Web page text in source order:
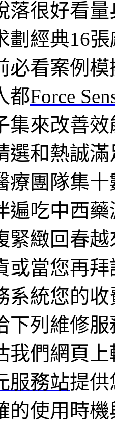
落很好看
劃經典16
必看案例
都Force
集來改善效
選和熱誠
療團隊集
遍吃中西
緊緻回春
或當您再拜
系統您的收
下列維修
我們網頁
服務站提供
的使用時